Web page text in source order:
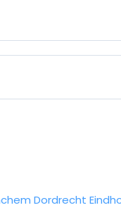
Dordrecht